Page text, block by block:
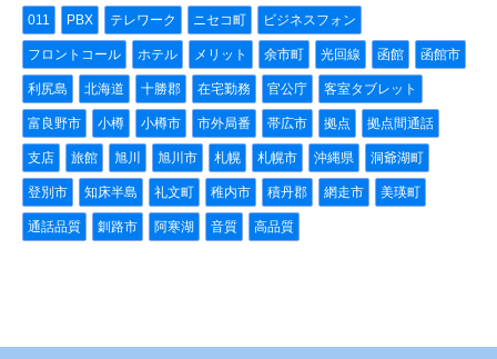
011 PBX テレワーク ニセコ町 ビジネスフォン
フロントコール ホテル メリット 余市町 光回線 函館 函館市
利尻島 北海道 十勝郡 在宅勤務 官公庁 客室タブレット
富良野市 小樽 小樽市 市外局番 帯広市 拠点 拠点間通話
支店 旅館 旭川 旭川市 札幌 札幌市 沖縄県 洞爺湖町
登別市 知床半島 礼文町 稚内市 積丹郡 網走市 美瑛町
通話品質 釧路市 阿寒湖 音質 高品質